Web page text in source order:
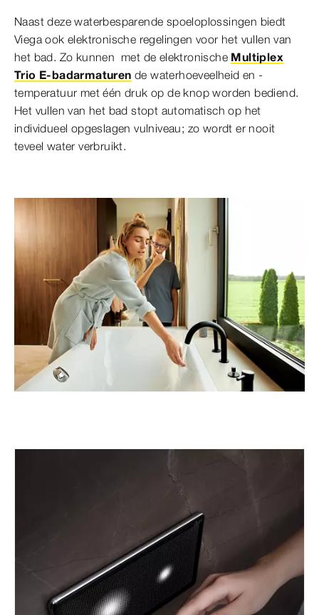
Naast deze waterbesparende spoeloplossingen biedt
Viega ook elektronische regelingen voor het vullen van
het bad. Zo kunnen met de elektronische Multiplex
Trio E-badarmaturen de waterhoeveelheid en -
temperatuur met één druk op de knop worden bediend.
Het vullen van het bad stopt automatisch op het
individueel opgeslagen vulniveau; zo wordt er nooit
teveel water verbruikt.